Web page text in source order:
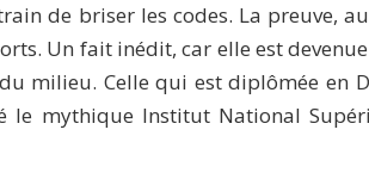
de briser les codes. La preuve,
Un fait inédit, car elle est
milieu. Celle qui est diplômée en
mythique Institut National